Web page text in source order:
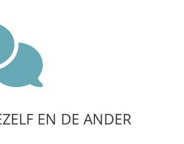
EN DE ANDER